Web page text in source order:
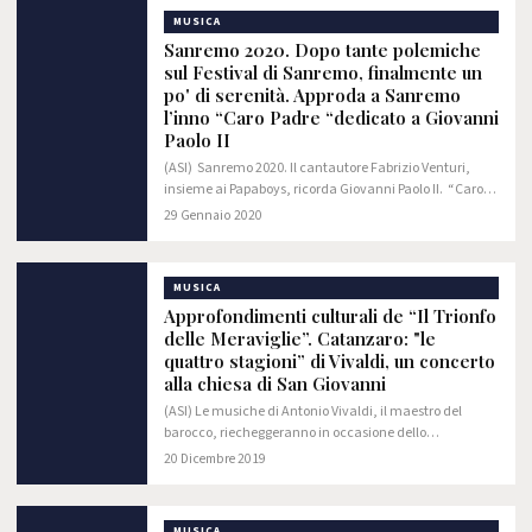
MUSICA
Sanremo 2020. Dopo tante polemiche
sul Festival di Sanremo, finalmente un
po' di serenità. Approda a Sanremo
l’inno “Caro Padre “dedicato a Giovanni
Paolo II
(ASI) Sanremo 2020. Il cantautore Fabrizio Venturi,
insieme ai Papaboys, ricorda Giovanni Paolo II. “Caro
Padre” è il brano dedicato al Santo Polacco, il quale ha
29 Gennaio 2020
MUSICA
Approfondimenti culturali de “Il Trionfo
delle Meraviglie”. Catanzaro: "le
quattro stagioni” di Vivaldi, un concerto
alla chiesa di San Giovanni
(ASI) Le musiche di Antonio Vivaldi, il maestro del
barocco, riecheggeranno in occasione dello
straordinario concerto gratuito in programma oggi,
20 Dicembre 2019